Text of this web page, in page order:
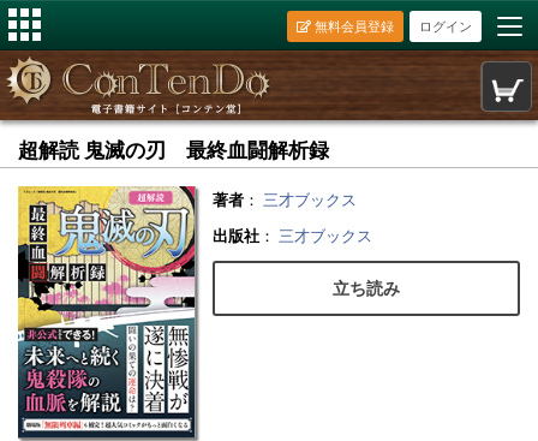
ログイン
無料会員登録
超解読 鬼滅の刃 最終血闘解析録
著者 ： 三才ブックス
出版社 ： 三才ブックス
立ち読み